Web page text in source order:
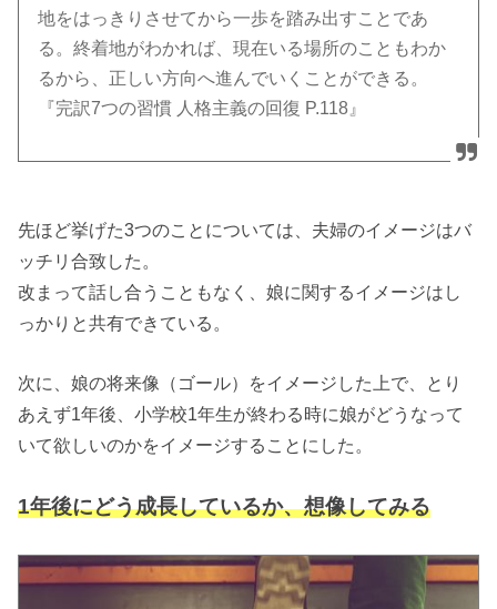
地をはっきりさせてから一歩を踏み出すことであ
る。終着地がわかれば、現在いる場所のこともわか
るから、正しい方向へ進んでいくことができる。
『完訳7つの習慣 人格主義の回復 P.118』
先ほど挙げた3つのことについては、夫婦のイメージはバ
ッチリ合致した。
改まって話し合うこともなく、娘に関するイメージはし
っかりと共有できている。
次に、娘の将来像（ゴール）をイメージした上で、とり
あえず1年後、小学校1年生が終わる時に娘がどうなって
いて欲しいのかをイメージすることにした。
1年後にどう成長しているか、想像してみる